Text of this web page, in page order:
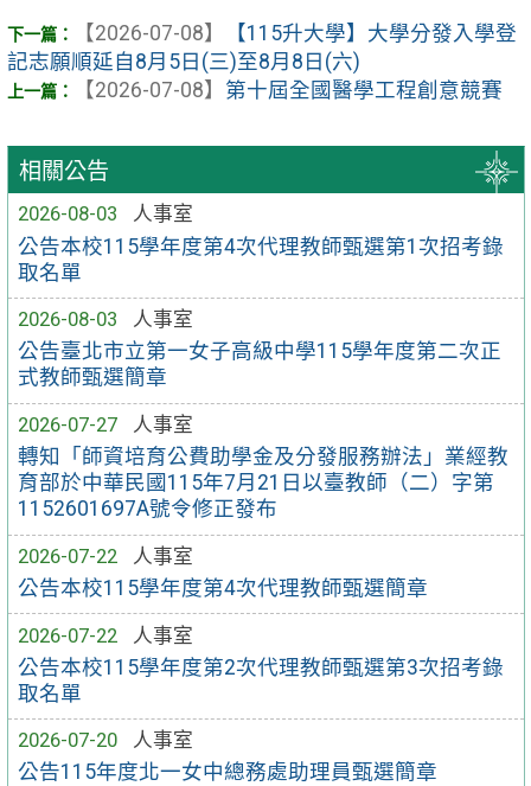
相關公告
2026-08-03
人事室
公告本校115學年度第4次代理教師甄選第1次招考錄
取名單
2026-08-03
人事室
公告臺北市立第一女子高級中學115學年度第二次正
式教師甄選簡章
2026-07-27
人事室
轉知「師資培育公費助學金及分發服務辦法」業經教
育部於中華民國115年7月21日以臺教師（二）字第
1152601697A號令修正發布
2026-07-22
人事室
公告本校115學年度第4次代理教師甄選簡章
2026-07-22
人事室
公告本校115學年度第2次代理教師甄選第3次招考錄
取名單
2026-07-20
人事室
公告115年度北一女中總務處助理員甄選簡章
【2026-07-08】
【115升大學】大學分發入學登
記志願順延自8月5日(三)至8月8日(六)
【2026-07-08】 第十屆全國醫學工程創意競賽